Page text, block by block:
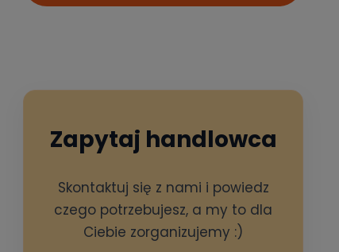
Zapytaj handlowca
Skontaktuj się z nami i powiedz
czego potrzebujesz, a my to dla
Ciebie zorganizujemy :)